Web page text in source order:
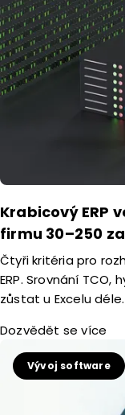
Krabicový ERP
firmu 30–250
Čtyři kritéria pro
ERP. Srovnání TCO,
zůstat u Excelu déle.
Dozvědět se více
Vývoj software